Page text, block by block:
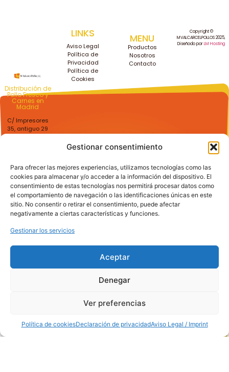
Gestionar consentimiento
Para ofrecer las mejores experiencias, utilizamos tecnologías como las
cookies para almacenar y/o acceder a la información del dispositivo. El
consentimiento de estas tecnologías nos permitirá procesar datos como
el comportamiento de navegación o las identificaciones únicas en este
sitio. No consentir o retirar el consentimiento, puede afectar
negativamente a ciertas características y funciones.
Gestionar los servicios
Aceptar
Denegar
Ver preferencias
Política de cookiesDeclaración de privacidadAviso Legal / Imprint
Distribución de
Pollo Fresco y
Carnes en
Madrid
C/ Impresores
35, antiguo 29
Teléfono:
91 681
70 12
Horario: de 8:00
a 14:00
PUESTO
MERCAMADRID
Nave de
Puesto 15
LINKS
Aviso Legal
Política de
Privacidad
Política de
Cookies
MENU
Productos
Nosotros
Contacto
Copyright ©
MVALCARCELPOLLOS 2025,
Diseñodo porLM Hosting